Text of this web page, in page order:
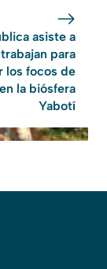
asiste a
para
los focos de
la biósfera
Yabotí